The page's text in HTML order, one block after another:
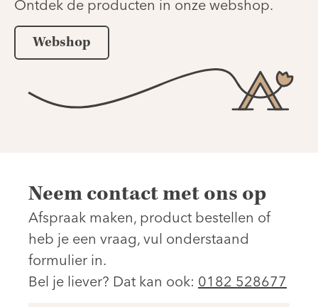
Ontdek de producten in onze webshop.
Webshop
Neem contact met ons op
Afspraak maken, product bestellen of
heb je een vraag, vul onderstaand
formulier in.
Bel je liever? Dat kan ook: 0182 528677